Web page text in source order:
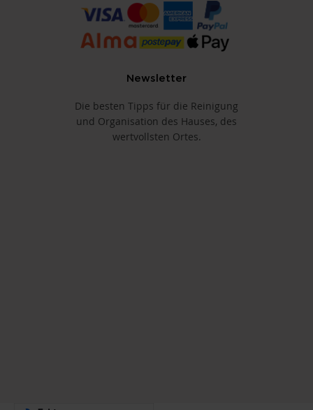
Newsletter
Die besten Tipps für die Reinigung
und Organisation des Hauses, des
wertvollsten Ortes.